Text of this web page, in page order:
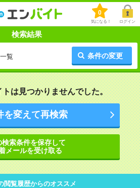
0
気になる！ ログイン
検索結果
覧 条件の変更
は見つかりませんでした。
を変えて再検索
検索条件を保存して
メールを受け取る
閲覧履歴からのオススメ